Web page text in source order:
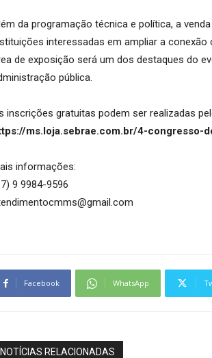
da programação técnica e política, a
interessadas em ampliar a
de exposição será um dos destaques do
pública.
inscrições gratuitas podem ser realizadas
ms.loja.sebrae.com.br/4-congresso-
informações:
9 9984-9596
Facebook WhatsApp
NOTÍCIAS RELACIONADAS